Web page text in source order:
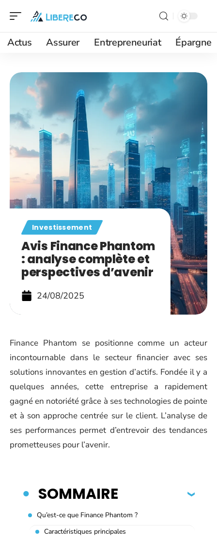
Actus Assurer Entrepreneuriat Épargne
Investissement
Avis Finance Phantom
: analyse complète et
perspectives d’avenir
24/08/2025
Finance Phantom se positionne comme un acteur
incontournable dans le secteur financier avec ses
solutions innovantes en gestion d’actifs. Fondée il y a
quelques années, cette entreprise a rapidement
gagné en notoriété grâce à ses technologies de pointe
et à son approche centrée sur le client. L’analyse de
ses performances permet d’entrevoir des tendances
prometteuses pour l’avenir.
SOMMAIRE
Qu’est-ce que Finance Phantom ?
Caractéristiques principales